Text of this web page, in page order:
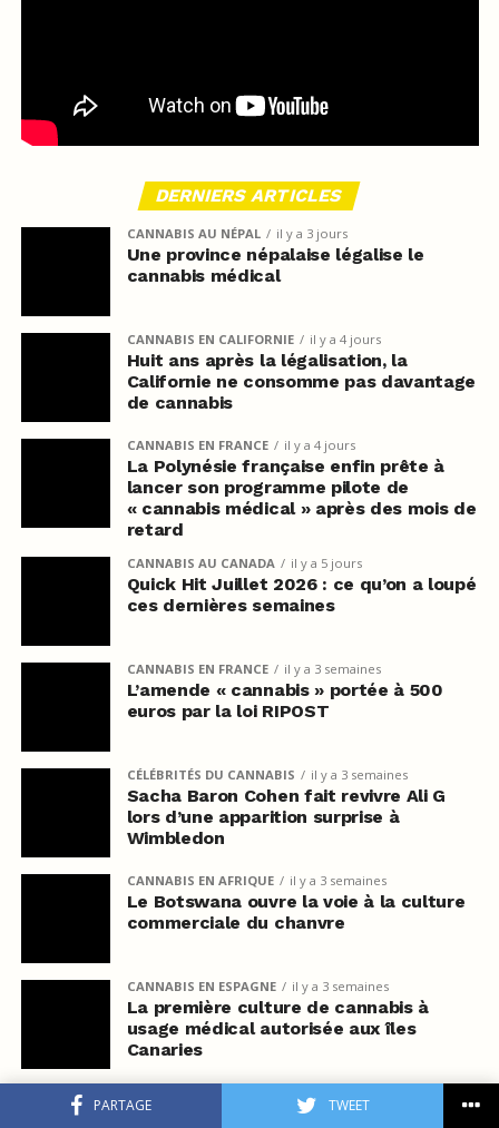
PARTAGE TWEET
DERNIERS ARTICLES
CANNABIS AU NÉPAL il y a 3 jours
Une province népalaise légalise le
cannabis médical
CANNABIS EN CALIFORNIE il y a 4 jours
Huit ans après la légalisation, la
Californie ne consomme pas davantage
de cannabis
CANNABIS EN FRANCE il y a 4 jours
La Polynésie française enfin prête à
lancer son programme pilote de
« cannabis médical » après des mois de
retard
CANNABIS AU CANADA il y a 5 jours
Quick Hit Juillet 2026 : ce qu’on a loupé
ces dernières semaines
CANNABIS EN FRANCE il y a 3 semaines
L’amende « cannabis » portée à 500
euros par la loi RIPOST
CÉLÉBRITÉS DU CANNABIS il y a 3 semaines
Sacha Baron Cohen fait revivre Ali G
lors d’une apparition surprise à
Wimbledon
CANNABIS EN AFRIQUE il y a 3 semaines
Le Botswana ouvre la voie à la culture
commerciale du chanvre
CANNABIS EN ESPAGNE il y a 3 semaines
La première culture de cannabis à
usage médical autorisée aux îles
Canaries
L’Allemagne met fin au remboursement